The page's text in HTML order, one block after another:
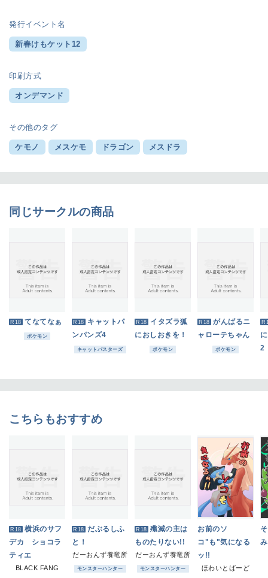
発行イベント名
新春けもケット12
印刷方式
オンデマンド
その他のタグ
ケモノ メスケモ ドラゴン メスドラ
同じサークルの商品
R18 てなてなぁ
ポケモン
R18 キャットパ
ンパンズ4
キャットバスターズ
R18 イタズラ狐
におしおきを！
ポケモン
R18 がんばるニ
ャローテちゃん
ポケモン
2
こちらもおすすめ
R18 横浜のサフ
デカ ショコラ
ティエ
BLACK FANG
R18 だぶるしふ
と！
だーおんず養竜所
モンスターハンター
R18 殲滅の主は
ものたりない!!
だーおんず養竜所
モンスターハンター
お前のソ
コ"も"気になる
ッ!!
ほわいとばーど